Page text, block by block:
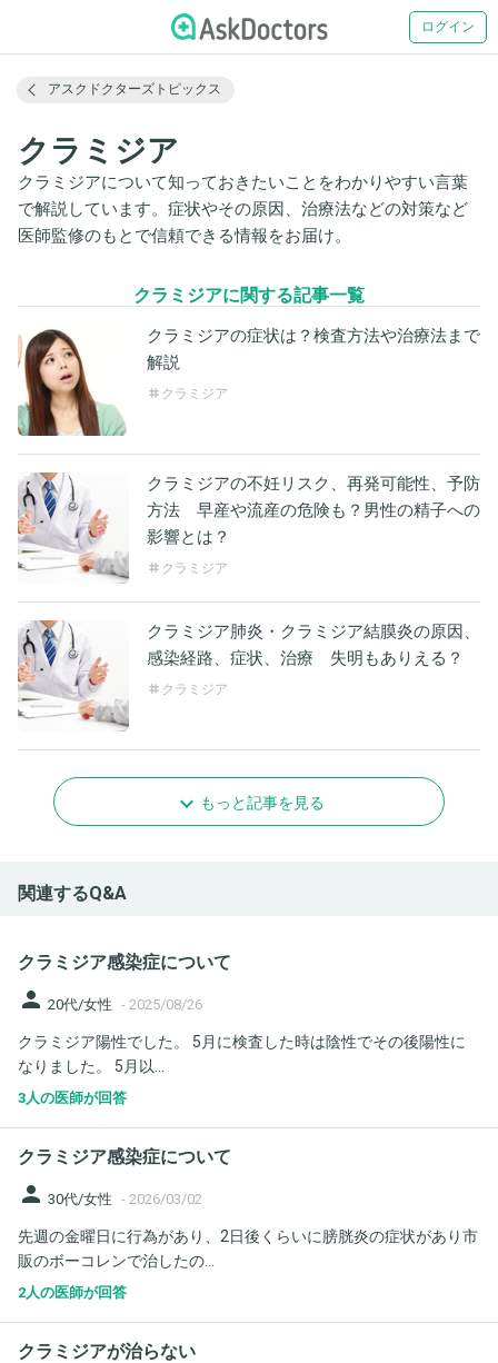
ログイン
アスクドクターズトピックス
クラミジア
クラミジアについて知っておきたいことをわかりやすい言葉
で解説しています。症状やその原因、治療法などの対策など
医師監修のもとで信頼できる情報をお届け。
クラミジアに関する記事一覧
クラミジアの症状は？検査方法や治療法まで
解説
クラミジア
クラミジアの不妊リスク、再発可能性、予防
方法 早産や流産の危険も？男性の精子への
影響とは？
クラミジア
クラミジア肺炎・クラミジア結膜炎の原因、
感染経路、症状、治療 失明もありえる？
クラミジア
もっと記事を見る
関連するQ&A
クラミジア感染症について
person 20代/女性 - 2025/08/26
クラミジア陽性でした。 5月に検査した時は陰性でその後陽性に
なりました。 5月以...
3人の医師が回答
クラミジア感染症について
person 30代/女性 - 2026/03/02
先週の金曜日に行為があり、2日後くらいに膀胱炎の症状があり市
販のボーコレンで治したの...
2人の医師が回答
クラミジアが治らない